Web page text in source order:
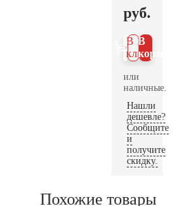
руб.
В
В 1
клик
или
наличные.
Нашли
дешевле?
Сообщите
и
получите
скидку.
Похожие товары